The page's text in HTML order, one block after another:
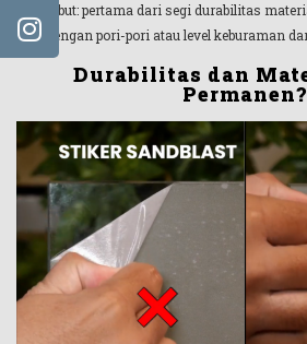
tersebut: pertama dari segi durabilitas
dengan pori-pori atau level keburaman
Durabilitas dan
Permanen?